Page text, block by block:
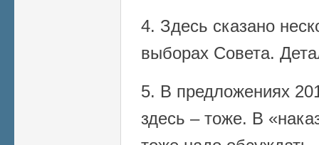
4. Здесь сказано
выборах Совета.
5. В предложениях
здесь – тоже. В